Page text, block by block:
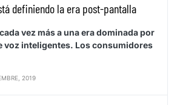
definiendo la era post-pantalla
vez más a una era dominada por
voz inteligentes. Los consumidores
2019